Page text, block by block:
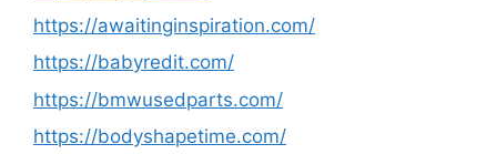
https://awaitinginspiration.com/
https://babyredit.com/
https://bmwusedparts.com/
https://bodyshapetime.com/